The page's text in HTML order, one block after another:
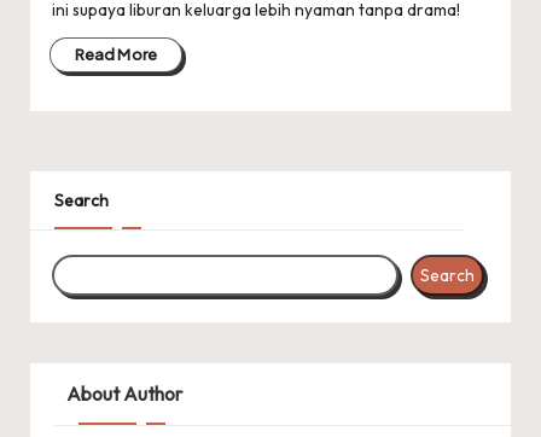
ini supaya liburan keluarga lebih nyaman tanpa drama!
Read More
Search
Search
About Author